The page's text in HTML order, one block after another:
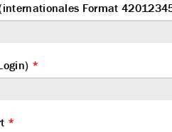
Format
*
*